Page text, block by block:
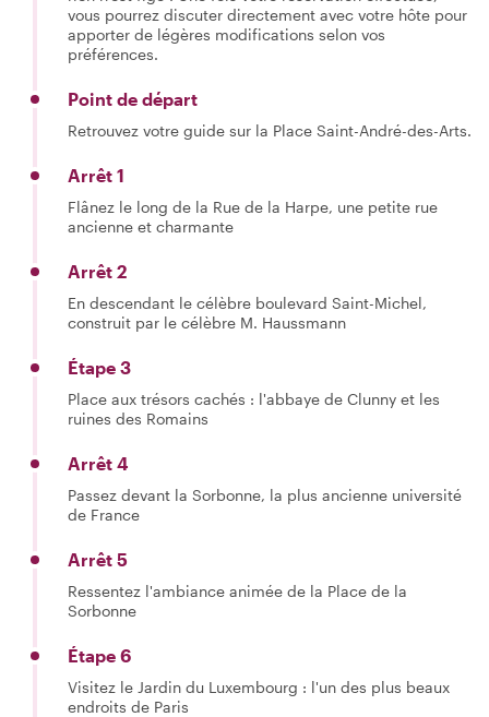
vous pourrez discuter directement avec votre hôte pour
apporter de légères modifications selon vos
préférences.
Point de départ
Retrouvez votre guide sur la Place Saint-André-des-Arts.
Arrêt 1
Flânez le long de la Rue de la Harpe, une petite rue
ancienne et charmante
Arrêt 2
En descendant le célèbre boulevard Saint-Michel,
construit par le célèbre M. Haussmann
Étape 3
Place aux trésors cachés : l'abbaye de Clunny et les
ruines des Romains
Arrêt 4
Passez devant la Sorbonne, la plus ancienne université
de France
Arrêt 5
Ressentez l'ambiance animée de la Place de la
Sorbonne
Étape 6
Visitez le Jardin du Luxembourg : l'un des plus beaux
endroits de Paris